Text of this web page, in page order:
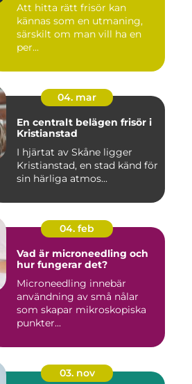
Att hitta rätt frisör kan
kännas som en utmaning,
särskilt om man vill ha en
per...
04. mar
En centralt belägen frisör i
Kristianstad
I hjärtat av Skåne ligger
Kristianstad, en stad känd för
sin härliga atmos...
04. feb
Vad är microneedling och
hur fungerar det?
Microneedling innebär
användning av små nålar
som skapar mikroskopiska
punkter...
03. nov